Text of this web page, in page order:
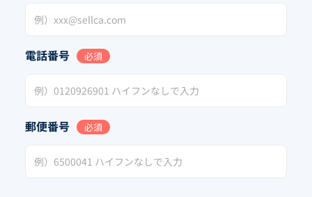
電話番号 必須
郵便番号 必須